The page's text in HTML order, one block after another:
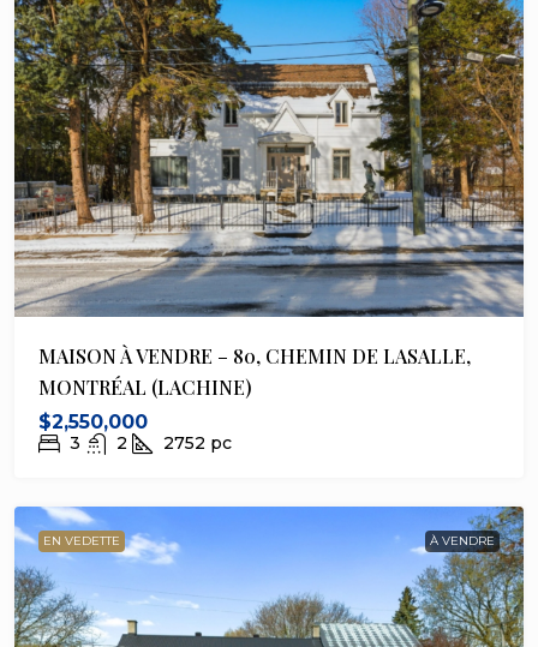
MAISON À VENDRE – 80, CHEMIN DE LASALLE,
MONTRÉAL (LACHINE)
$2,550,000
3 2 2752 pc
EN VEDETTE À VENDRE